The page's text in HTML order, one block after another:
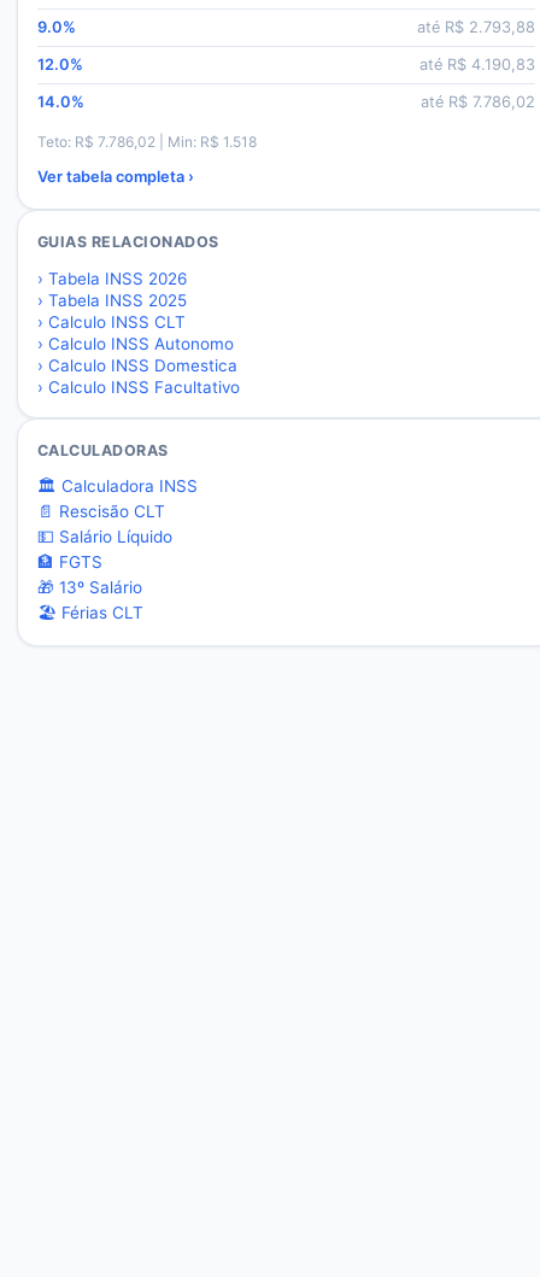
9.0% até R$ 2.793,88
12.0% até R$ 4.190,83
14.0% até R$ 7.786,02
Teto: R$ 7.786,02 | Min: R$ 1.518
Ver tabela completa ›
GUIAS RELACIONADOS
› Tabela INSS 2026
› Tabela INSS 2025
› Calculo INSS CLT
› Calculo INSS Autonomo
› Calculo INSS Domestica
› Calculo INSS Facultativo
CALCULADORAS
🏛️ Calculadora INSS
📄 Rescisão CLT
💵 Salário Líquido
🏦 FGTS
🎁 13º Salário
🏖️ Férias CLT